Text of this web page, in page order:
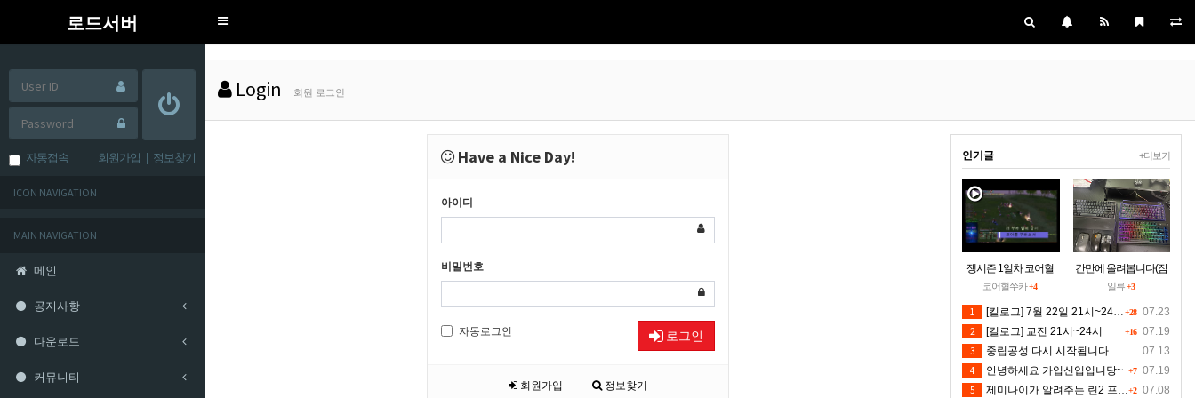
로드서버
Toggle
자동접속 회원가입 정보찾기
ICON NAVIGATION
MAIN NAVIGATION
메인
공지사항
다운로드
커뮤니티
Login 회원 로그인
Have a Nice Day!
아이디
비밀번호
자동로그인 로그인
회원가입 정보찾기
+더보기
인기글
쟁시즌 1일차 코어혈
을 구하소서
코어혈쑤카+4
간만에 올려봅니다(잠
시 집에들러)
일류+3
+28 07.23
1 [킬로그] 7월 22일 21시~24시30분 [수정본]
+16 07.19
2
[킬로그] 교전 21시~24시
07.13
3 중립공성 다시 시작됨니다
+7 07.19
4 안녕하세요 가입신입입니당~
+2 07.08
5 제미나이가 알려주는 린2 프리서버 렉 클라팅김 대처법입니다 저도 신뢰는 안하지만 한번 해보시길 유저분들의 마음입니다 ^^